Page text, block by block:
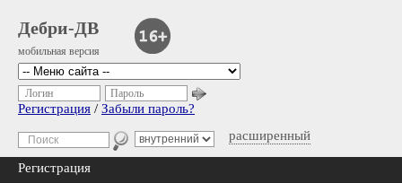
Дебри-ДВ
мобильная версия
расширенный
Логин Пароль
Регистрация / Забыли пароль?
Регистрация